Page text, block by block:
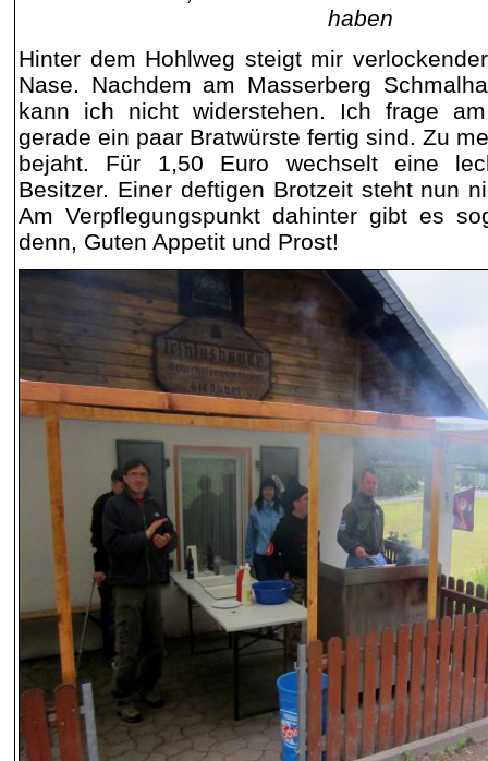
haben
Hinter dem Hohlweg steigt mir
Nase. Nachdem am Masserberg
kann ich nicht widerstehen. Ich frage
gerade ein paar Bratwürste fertig sind. Zu
bejaht. Für 1,50 Euro wechselt eine
Besitzer. Einer deftigen Brotzeit steht nun
Am Verpflegungspunkt dahinter gibt es
denn, Guten Appetit und Prost!